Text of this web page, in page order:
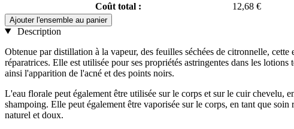
Coût total :
12,68 €
Ajouter l'ensemble au panier
Description
Obtenue par distillation à la vapeur, des feuilles séchées de citronnelle,
réparatrices. Elle est utilisée pour ses propriétés astringentes dans les
ainsi l'apparition de l'acné et des points noirs.
L'eau florale peut également être utilisée sur le corps et sur le cuir chevelu,
shampoing. Elle peut également être vaporisée sur le corps, en tant que
naturel et doux.